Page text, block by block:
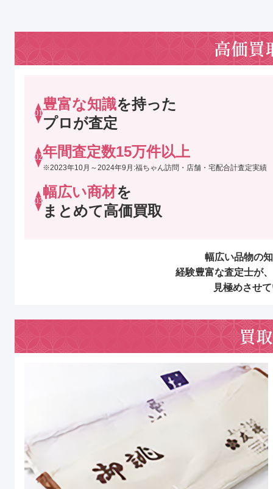
高価買
豊富な知識を持った
プロが査定
年間査定数15万件以上
2023年10月～2024年9月:福ちゃん訪問・店舗・宅配合計査定実績
幅広い商材を
まとめて高価買取
幅広い品物の
経験豊富な査定士が、
見極めさせ
買